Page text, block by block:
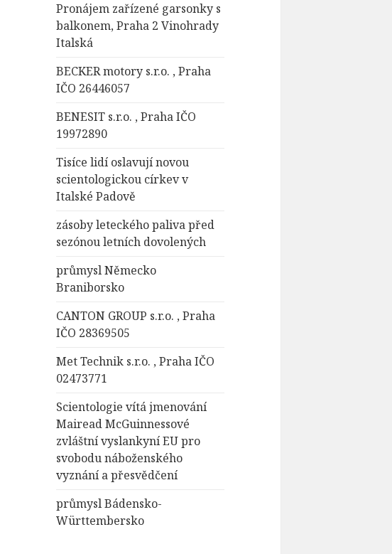
Pronájem zařízené garsonky s
balkonem, Praha 2 Vinohrady
Italská
BECKER motory s.r.o. , Praha
IČO 26446057
BENESIT s.r.o. , Praha IČO
19972890
Tisíce lidí oslavují novou
scientologickou církev v
Italské Padově
zásoby leteckého paliva před
sezónou letních dovolených
průmysl Německo
Braniborsko
CANTON GROUP s.r.o. , Praha
IČO 28369505
Met Technik s.r.o. , Praha IČO
02473771
Scientologie vítá jmenování
Mairead McGuinnessové
zvláštní vyslankyní EU pro
svobodu náboženského
vyznání a přesvědčení
průmysl Bádensko-
Württembersko